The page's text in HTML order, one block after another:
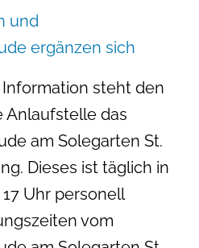
und
ergänzen sich
steht den
Anlaufstelle das
am Solegarten St.
Dieses ist täglich in
Uhr personell
vom